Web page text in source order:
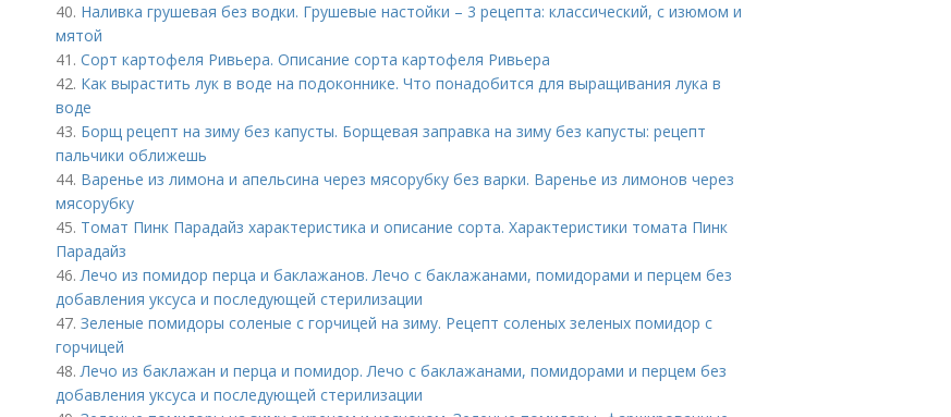
40. Наливка грушевая без водки. Грушевые настойки – 3 рецепта: классический, с изюмом и
мятой
41. Сорт картофеля Ривьера. Описание сорта картофеля Ривьера
42. Как вырастить лук в воде на подоконнике. Что понадобится для выращивания лука в
воде
43. Борщ рецепт на зиму без капусты. Борщевая заправка на зиму без капусты: рецепт
пальчики оближешь
44. Варенье из лимона и апельсина через мясорубку без варки. Варенье из лимонов через
мясорубку
45. Томат Пинк Парадайз характеристика и описание сорта. Характеристики томата Пинк
Парадайз
46.Лечо из помидор перца и баклажанов. Лечо с баклажанами, помидорами и перцем без
добавления уксуса и последующей стерилизации
47. Зеленые помидоры соленые с горчицей на зиму. Рецепт соленых зеленых помидор с
горчицей
48.Лечо из баклажан и перца и помидор. Лечо с баклажанами, помидорами и перцем без
добавления уксуса и последующей стерилизации